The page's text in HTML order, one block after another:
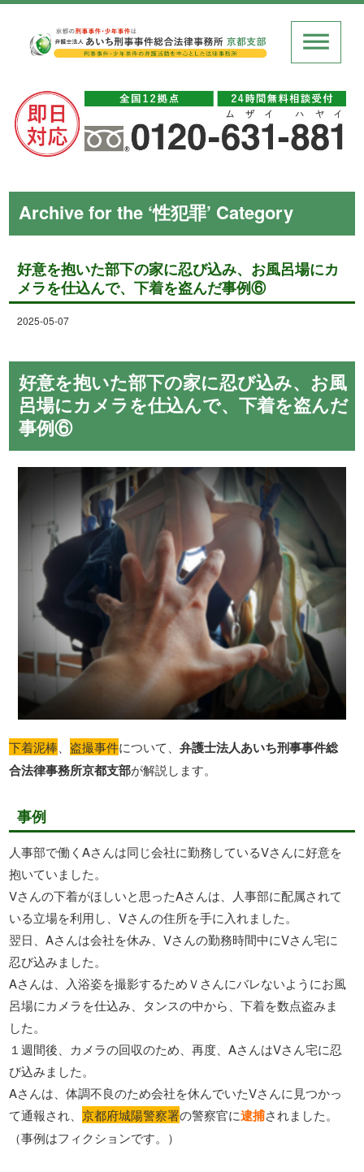
Archive for the ‘性犯罪’ Category
好意を抱いた部下の家に忍び込み、お風呂場にカ
メラを仕込んで、下着を盗んだ事例⑥
2025-05-07
好意を抱いた部下の家に忍び込み、お風
呂場にカメラを仕込んで、下着を盗んだ
事例⑥
下着泥棒 盗撮事件について、弁護士法人あいち刑事事件総
合法律事務所京都支部が解説します。
事例
人事部で働くAさんは同じ会社に勤務しているVさんに好意を
抱いていました。
Vさんの下着がほしいと思ったAさんは、人事部に配属されて
いる立場を利用し、Vさんの住所を手に入れました。
翌日、Aさんは会社を休み、Vさんの勤務時間中にVさん宅に
忍び込みました。
Aさんは、入浴姿を撮影するためＶさんにバレないようにお風
呂場にカメラを仕込み、タンスの中から、下着を数点盗みま
した。
１週間後、カメラの回収のため、再度、AさんはVさん宅に忍
び込みました。
Aさんは、体調不良のため会社を休んでいたVさんに見つかっ
て通報され、京都府城陽警察署の警察官に逮捕されました。
（事例はフィクションです。）